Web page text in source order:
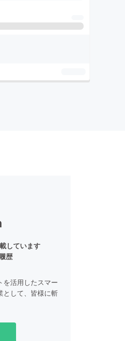
しています
歴
を活用したスマー
として、皆様に斬
店契約を結び、
するための、日